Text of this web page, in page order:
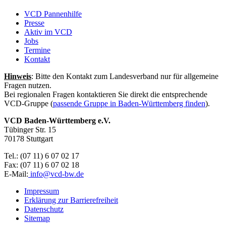
VCD Pannenhilfe
Presse
Aktiv im VCD
Jobs
Termine
Kontakt
Hinweis: Bitte den Kontakt zum Landesverband nur für allgemeine
Fragen nutzen.
Bei regionalen Fragen kontaktieren Sie direkt die entsprechende
VCD-Gruppe (passende Gruppe in Baden-Württemberg finden).
VCD Baden-Württemberg e.V.
Tübinger Str. 15
70178 Stuttgart
Tel.: (07 11) 6 07 02 17
Fax: (07 11) 6 07 02 18
E-Mail: info@vcd-bw.de
Impressum
Erklärung zur Barrierefreiheit
Datenschutz
Sitemap